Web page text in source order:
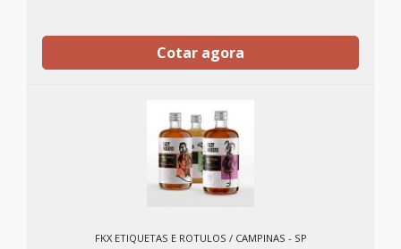
Cotar agora
FKX ETIQUETAS E ROTULOS / CAMPINAS - SP